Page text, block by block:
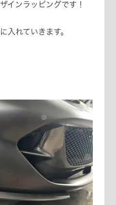
インラッピングです！
入れていきます。